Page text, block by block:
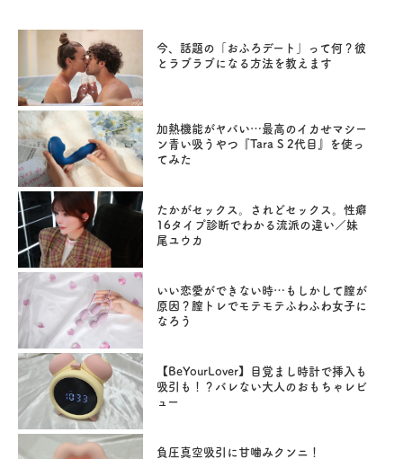
今、話題の「おふろデート」って何？彼
とラブラブになる方法を教えます
加熱機能がヤバい…最高のイカせマシー
ン青い吸うやつ『Tara S 2代目』を使っ
てみた
たかがセックス。されどセックス。性癖
16タイプ診断でわかる流派の違い／妹
尾ユウカ
いい恋愛ができない時…もしかして膣が
原因？膣トレでモテモテふわふわ女子に
なろう
【BeYourLover】目覚まし時計で挿入も
吸引も！？バレない大人のおもちゃレビ
ュー
負圧真空吸引に甘噛みクンニ！